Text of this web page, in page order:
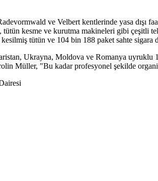
ve Velbert kentlerinde yasa dışı
kesme ve kurutma makineleri gibi çeşitli
tütün ve 104 bin 188 paket sahte sigara
Ukrayna, Moldova ve Romanya uyruklu
Müller, "Bu kadar profesyonel şekilde